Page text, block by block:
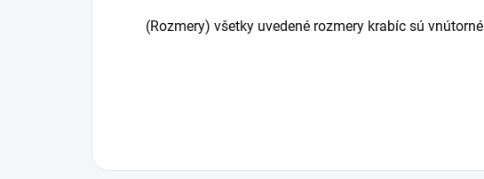
(Rozmery) všetky uvedené rozmery krabíc sú vnútorné